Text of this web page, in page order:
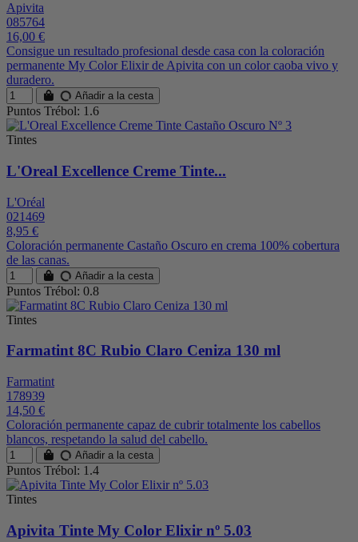
Apivita
085764
16,00 €
Consigue un resultado profesional desde casa con la coloración
permanente My Color Elixir de Apivita con un color caoba vivo y
duradero.
Añadir a la cesta
Puntos Trébol: 1.6
Tintes
L'Oreal Excellence Creme Tinte...
L'Oréal
021469
8,95 €
Coloración permanente Castaño Oscuro en crema 100% cobertura
de las canas.
Añadir a la cesta
Puntos Trébol: 0.8
Tintes
Farmatint 8C Rubio Claro Ceniza 130 ml
Farmatint
178939
14,50 €
Coloración permanente capaz de cubrir totalmente los cabellos
blancos, respetando la salud del cabello.
Añadir a la cesta
Puntos Trébol: 1.4
Tintes
Apivita Tinte My Color Elixir nº 5.03